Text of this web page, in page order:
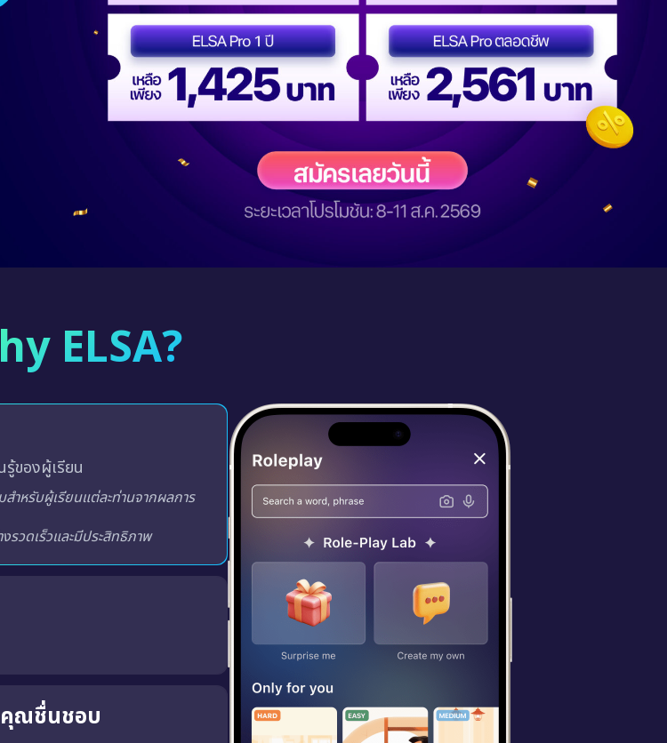
ELSA?
รู้ของผู้เรียน
มีการให้คะแนน วัดระดับและจัด
ที่สร้างแรงบันดาลใจ น่าตื่นเต้นและ
คุณชื่นชอบ